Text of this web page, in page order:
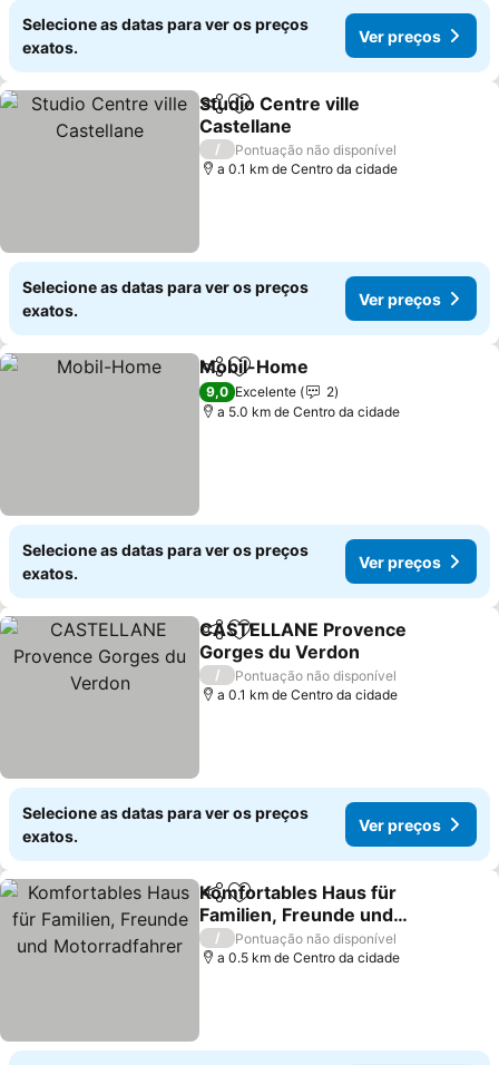
Selecione as datas para ver os preços
exatos.
Ver preços
PartilharAdicionar aos favoritos
Studio Centre ville
Castellane
Ver preços
/
Pontuação não disponível
a 0.1 km de Centro da cidade
Selecione as datas para ver os preços
exatos.
Ver preços
PartilharAdicionar aos favoritos
Mobil-Home
9,0 Excelente
2
a 5.0 km de Centro da cidade
Selecione as datas para ver os preços
exatos.
Ver preços
PartilharAdicionar aos favoritos
CASTELLANE Provence
Gorges du Verdon
Ver preços
/
Pontuação não disponível
a 0.1 km de Centro da cidade
Selecione as datas para ver os preços
exatos.
Ver preços
PartilharAdicionar aos favoritos
Komfortables Haus für
Familien, Freunde und
Motorradfahrer
Ver preços
/
Pontuação não disponível
a 0.5 km de Centro da cidade